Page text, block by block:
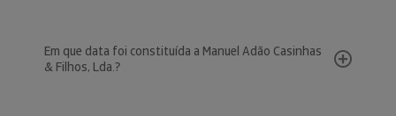
Em que data foi constituída a Manuel Adão Casinhas
& Filhos, Lda.?